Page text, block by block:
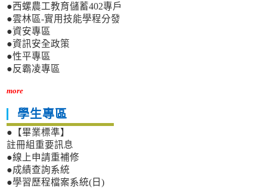
●西螺農工教育儲蓄402專戶
●雲林區-實用技能學程分發
●資安專區
●資訊安全政策
●性平專區
●反霸凌專區
more
學生專區
●【畢業標準】
註冊組重要訊息
●線上申請重補修
●成績查詢系統
●學習歷程檔案系統(日)